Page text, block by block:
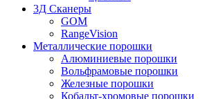
3Д Сканеры
GOM
RangeVision
Металлические порошки
Алюминиевые порошки
Вольфрамовые порошки
Железные порошки
Кобальт-хромовые порошки